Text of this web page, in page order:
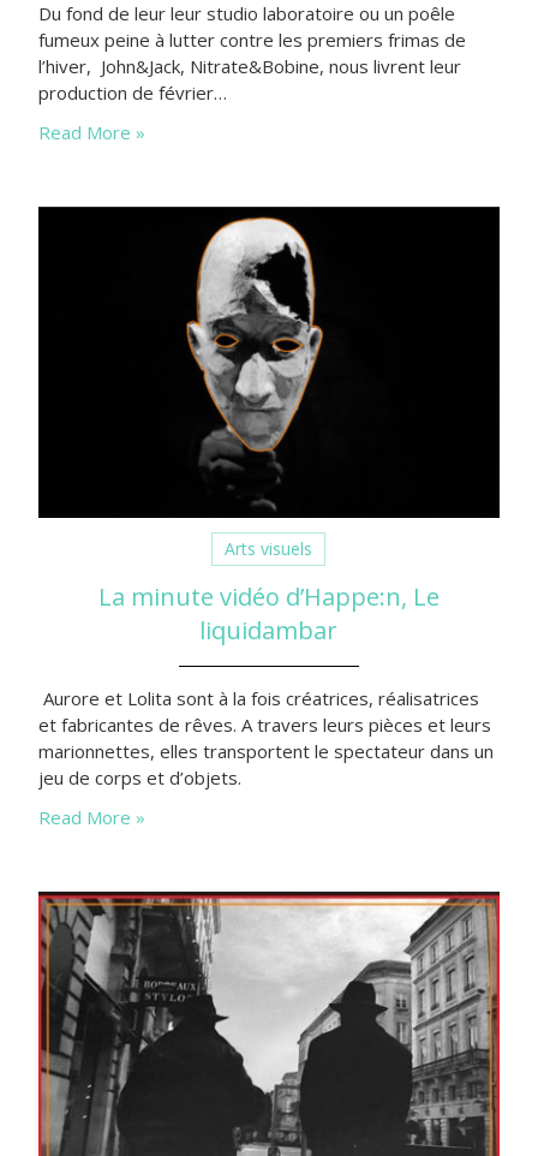
Du fond de leur leur studio laboratoire ou un poêle
fumeux peine à lutter contre les premiers frimas de
l’hiver, John&Jack, Nitrate&Bobine, nous livrent leur
production de février…
Read More »
Arts visuels
La minute vidéo d’Happe:n, Le
liquidambar
Aurore et Lolita sont à la fois créatrices, réalisatrices
et fabricantes de rêves. A travers leurs pièces et leurs
marionnettes, elles transportent le spectateur dans un
jeu de corps et d’objets.
Read More »